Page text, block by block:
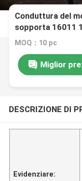
Conduttura del
sopporta 16011
ZZC3 2RS
MOQ：10 pc
Miglior
DESCRIZIONE DI
Evidenziare: